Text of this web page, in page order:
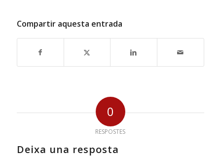
Compartir aquesta entrada
0
RESPOSTES
Deixa una resposta